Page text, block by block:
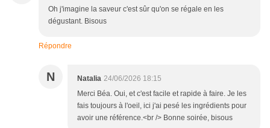
Oh j'imagine la saveur c'est sûr qu'on se régale en les
dégustant. Bisous
Répondre
N Natalia 24/06/2026 18:15
Merci Béa. Oui, et c'est facile et rapide à faire. Je les
fais toujours à l'oeil, ici j'ai pesé les ingrédients pour
avoir une référence.<br /> Bonne soirée, bisous